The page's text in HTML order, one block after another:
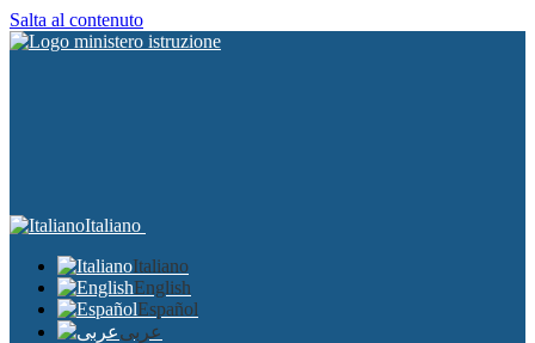
Salta al contenuto
Italiano
Italiano
English
Español
عربى